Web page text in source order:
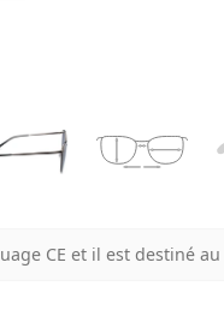
CE et il est destiné